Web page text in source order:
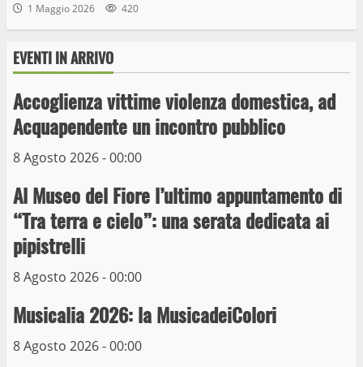
1 Maggio 2026 420
EVENTI IN ARRIVO
Accoglienza vittime violenza domestica, ad
Acquapendente un incontro pubblico
8 Agosto 2026 - 00:00
Al Museo del Fiore l’ultimo appuntamento di
“Tra terra e cielo”: una serata dedicata ai
pipistrelli
8 Agosto 2026 - 00:00
Musicalia 2026: la MusicadeiColori
8 Agosto 2026 - 00:00
3
4
La Polizia di Stato arresta il ladro seriale
10 Maggio 2023
5
Michelangelo Buonarroti ospitata al
19 Gennaio 2023